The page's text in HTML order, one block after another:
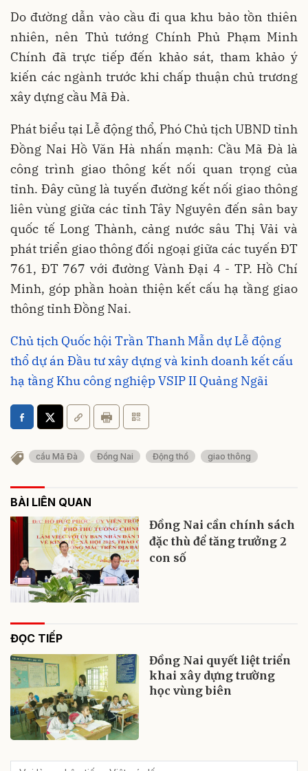
Do đường dẫn vào cầu đi qua khu bảo tồn thiên
nhiên, nên Thủ tướng Chính Phủ Phạm Minh
Chính đã trực tiếp đến khảo sát, tham khảo ý
kiến các ngành trước khi chấp thuận chủ trương
xây dựng cầu Mã Đà.
Phát biểu tại Lễ động thổ, Phó Chủ tịch UBND tỉnh
Đồng Nai Hồ Văn Hà nhấn mạnh: Cầu Mã Đà là
công trình giao thông kết nối quan trọng của
tỉnh. Đây cũng là tuyến đường kết nối giao thông
liên vùng giữa các tỉnh Tây Nguyên đến sân bay
quốc tế Long Thành, cảng nước sâu Thị Vải và
phát triển giao thông đối ngoại giữa các tuyến ĐT
761, ĐT 767 với đường Vành Đại 4 - TP. Hồ Chí
Minh, góp phần hoàn thiện kết cấu hạ tầng giao
thông tỉnh Đồng Nai.
Chủ tịch Quốc hội Trần Thanh Mẫn dự Lễ động
thổ dự án Đầu tư xây dựng và kinh doanh kết cấu
hạ tầng Khu công nghiệp VSIP II Quảng Ngãi
cầu Mã Đà Đồng Nai Động thổ giao thông
BÀI LIÊN QUAN
Đồng Nai cần chính sách
đặc thù để tăng trưởng 2
con số
ĐỌC TIẾP
Đồng Nai quyết liệt triển
khai xây dựng trường
học vùng biên